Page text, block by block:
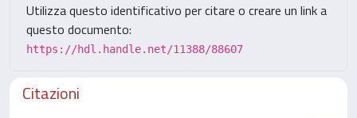
Utilizza questo identificativo per citare o creare un link a
questo documento:
https://hdl.handle.net/11388/88607
Citazioni